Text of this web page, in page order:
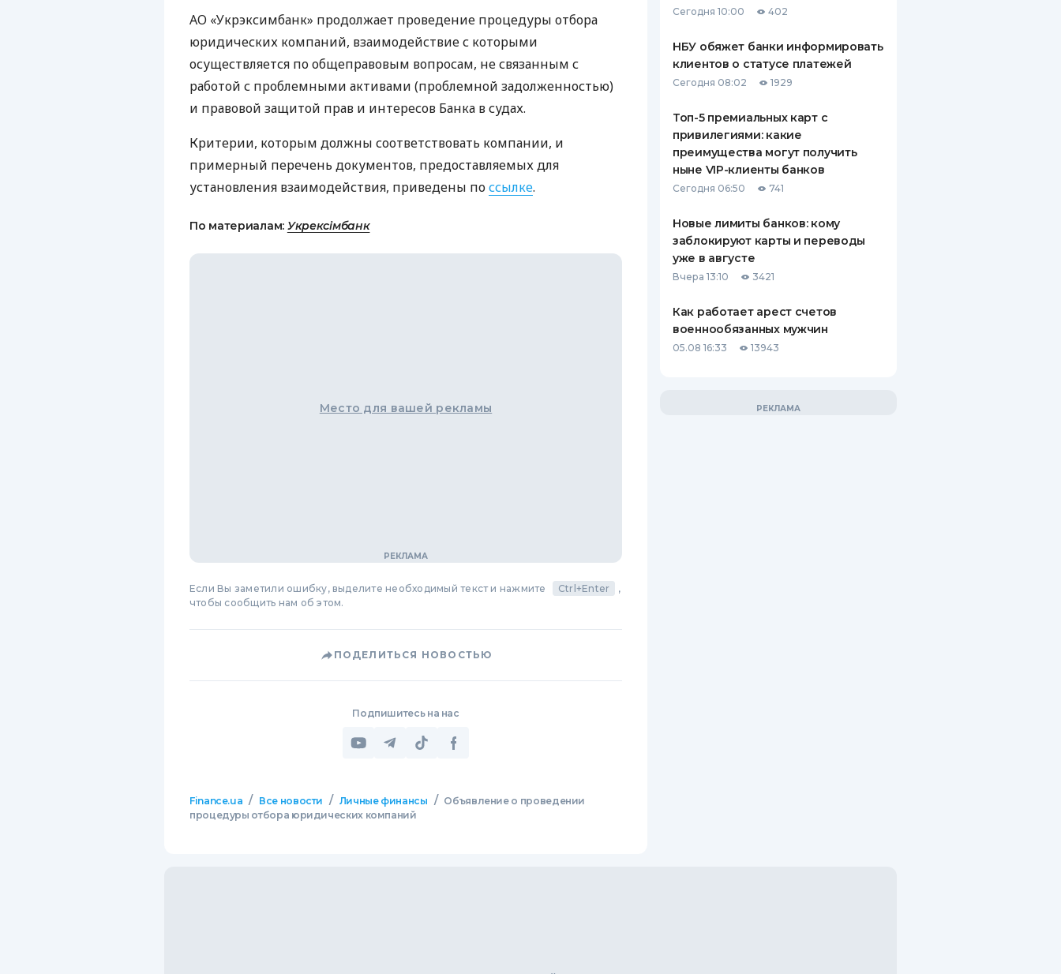
ЕЖЕМЕСЯЧНЫЙ ОБЗОР
КЕШБЭКА
ПУТЕВОДИТЕЛИ ПО
БАНКОВСКИМ КАРТАМ
СТРАХОВАНИЮ
ВСЕ СТРАХОВЫЕ ПОЛИСЫ
ОТЗЫВЫ О СТРАХОВЫХ
КОМПАНИЯХ
АО «Укрэксимбанк» продолжает проведение процедуры отбора
юридических компаний, взаимодействие с которыми
осуществляется по общеправовым вопросам, не связанным с
работой с проблемными активами (проблемной задолженностью)
и правовой защитой прав и интересов Банка в судах.
Критерии, которым должны соответствовать компании, и
примерный перечень документов, предоставляемых для
установления взаимодействия, приведены поссылке.
По материалам: Укрексiмбанк
Место для вашей рекламы
Если Вы заметили ошибку, выделите необходимый текст и нажмите Ctrl+Enter
,
чтобы сообщить нам об этом.
ПОДЕЛИТЬСЯ НОВОСТЬЮ
Подпишитесь на нас
Finance.ua / Все новости / Личные финансы / Объявление о проведении
процедуры отбора юридических компаний
Сегодня 10:00 402
НБУ обяжет банки информировать
клиентов о статусе платежей
Сегодня 08:02 1929
Топ-5 премиальных карт с
привилегиями: какие
преимущества могут получить
ныне VIP-клиенты банков
Сегодня 06:50 741
Новые лимиты банков: кому
заблокируют карты и переводы
уже в августе
Вчера 13:10 3421
Как работает арест счетов
военнообязанных мужчин
05.08 16:33 13943